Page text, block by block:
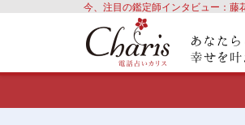
今、注目の鑑定師インタビュー：藤